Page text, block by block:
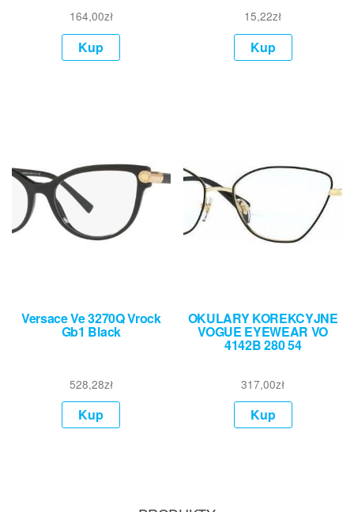
164,00zł
Kup
15,22zł
Kup
Versace Ve 3270Q Vrock
Gb1 Black
528,28zł
Kup
OKULARY KOREKCYJNE
VOGUE EYEWEAR VO
4142B 280 54
317,00zł
Kup